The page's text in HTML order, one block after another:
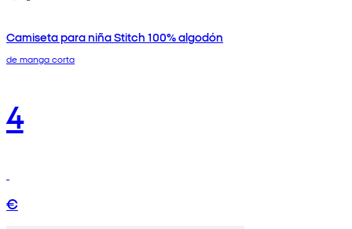
Camiseta para niña Stitch 100% algodón
de manga corta
4
€